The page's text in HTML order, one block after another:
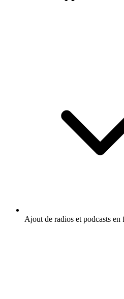
Ajout de radios et podcasts en